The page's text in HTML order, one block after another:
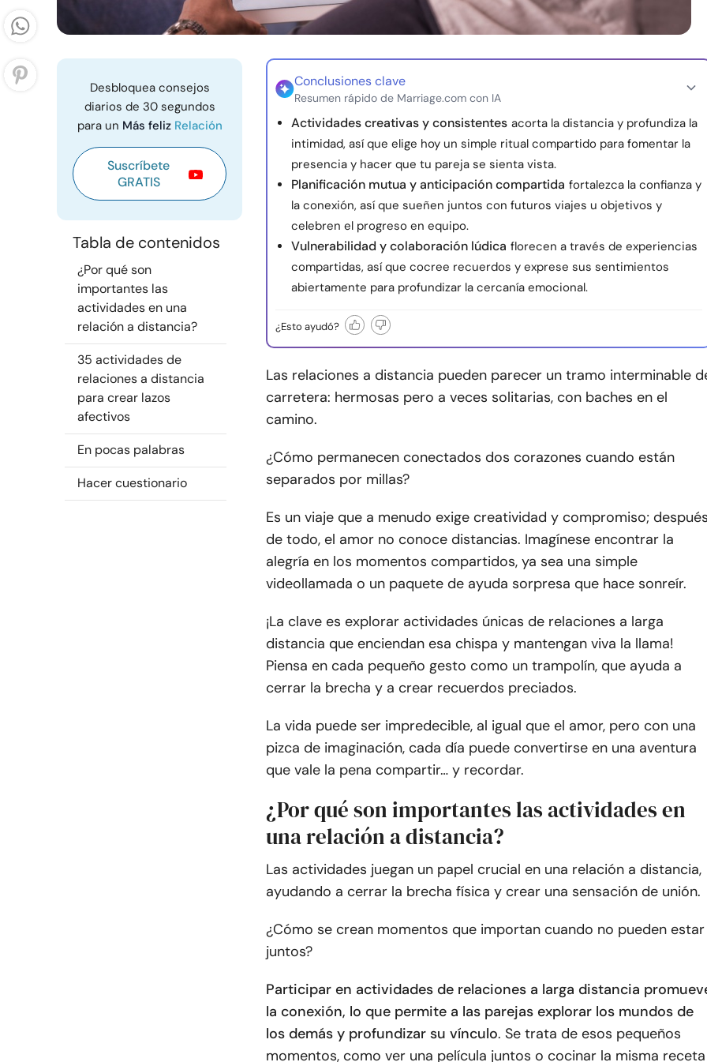
Desbloquea consejos
diarios de 30 segundos
para un Más feliz Relación
Suscríbete
GRATIS
Tabla de contenidos
¿Por qué son
importantes las
actividades en una
relación a distancia?
35 actividades de
relaciones a distancia
para crear lazos
afectivos
En pocas palabras
Hacer cuestionario
Conclusiones clave
Resumen rápido de Marriage.com con IA
Actividades creativas y consistentes acorta la distancia y profundiza la
intimidad, así que elige hoy un simple ritual compartido para fomentar la
presencia y hacer que tu pareja se sienta vista.
Planificación mutua y anticipación compartida fortalezca la confianza y
la conexión, así que sueñen juntos con futuros viajes u objetivos y
celebren el progreso en equipo.
Vulnerabilidad y colaboración lúdica florecen a través de experiencias
compartidas, así que cocree recuerdos y exprese sus sentimientos
abiertamente para profundizar la cercanía emocional.
¿Esto ayudó?
Las relaciones a distancia pueden parecer un tramo interminable
carretera: hermosas pero a veces solitarias, con baches en el
camino.
¿Cómo permanecen conectados dos corazones cuando están
separados por millas?
Es un viaje que a menudo exige creatividad y compromiso;
de todo, el amor no conoce distancias. Imagínese encontrar la
alegría en los momentos compartidos, ya sea una simple
videollamada o un paquete de ayuda sorpresa que hace sonreír.
¡La clave es explorar actividades únicas de relaciones a larga
distancia que enciendan esa chispa y mantengan viva la llama!
Piensa en cada pequeño gesto como un trampolín, que ayuda a
cerrar la brecha y a crear recuerdos preciados.
La vida puede ser impredecible, al igual que el amor, pero con una
pizca de imaginación, cada día puede convertirse en una aventura
que vale la pena compartir… y recordar.
¿Por qué son importantes las actividades en
una relación a distancia?
Las actividades juegan un papel crucial en una relación a distancia,
ayudando a cerrar la brecha física y crear una sensación de unión.
¿Cómo se crean momentos que importan cuando no pueden estar
juntos?
Participar en actividades de relaciones a larga distancia
la conexión, lo que permite a las parejas explorar los mundos de
los demás y profundizar su vínculo. Se trata de esos pequeños
momentos, como ver una película juntos o cocinar la misma receta